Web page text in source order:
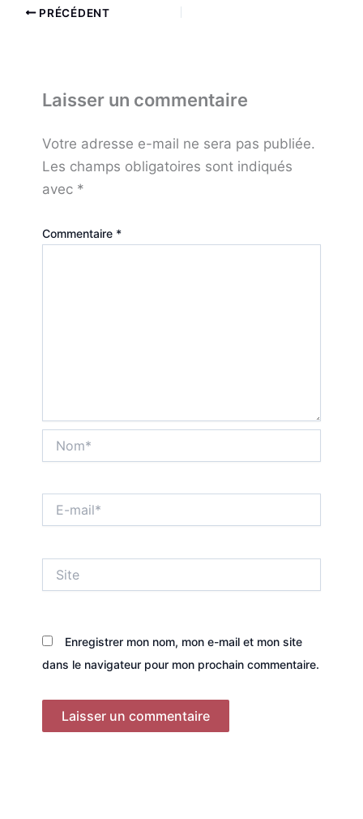
PRÉCÉDENT
Laisser un commentaire
Votre adresse e-mail ne sera pas publiée.
Les champs obligatoires sont indiqués
avec *
Commentaire *
mail*
Enregistrer mon nom, mon e-mail et mon site
dans le navigateur pour mon prochain commentaire.